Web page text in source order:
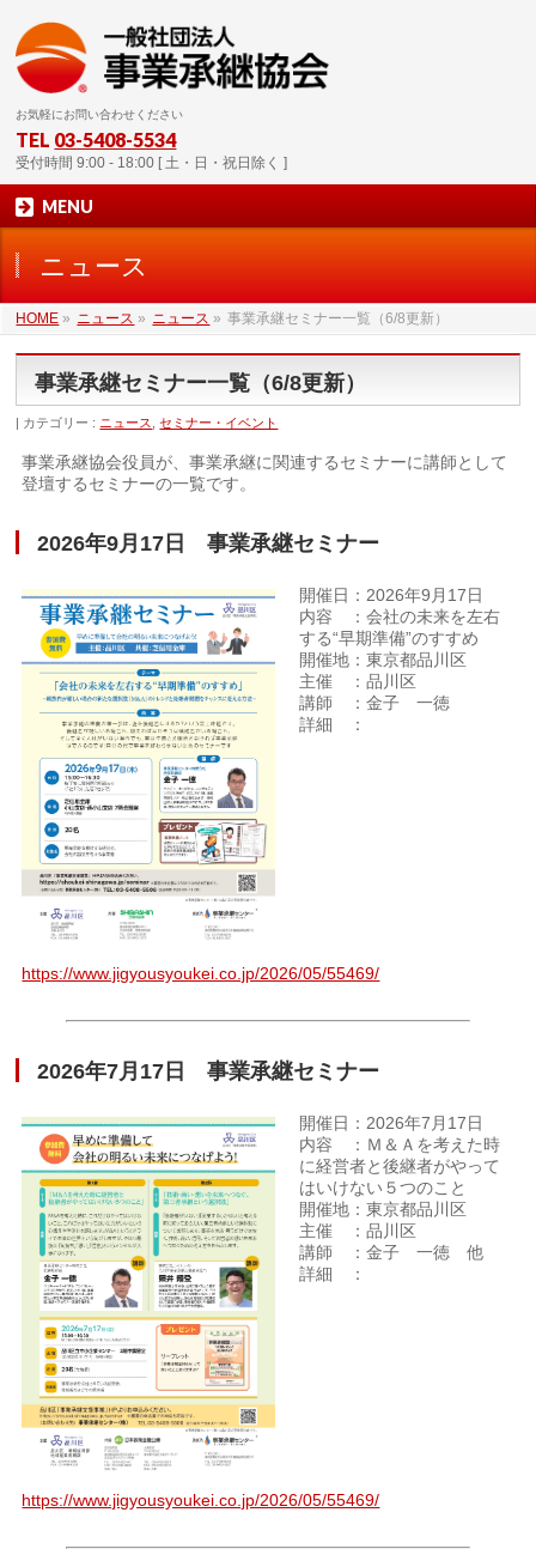
お気軽にお問い合わせください
TEL 03-5408-5534
受付時間 9:00 - 18:00 [ 土・日・祝日除く ]
MENU
ニュース
HOME » ニュース » ニュース » 事業承継セミナー一覧（6/8更新）
事業承継セミナー一覧（6/8更新）
カテゴリー : ニュース ,セミナー・イベント
事業承継協会役員が、事業承継に関連するセミナーに講師として
登壇するセミナーの一覧です。
2026年9月17日 事業承継セミナー
開催日：2026年9月17日
内容 ：会社の未来を左右
する“早期準備”のすすめ
開催地：東京都品川区
主催 ：品川区
講師 ：金子 一徳
詳細 ：
https://www.jigyousyoukei.co.jp/2026/05/55469/
2026年7月17日 事業承継セミナー
開催日：2026年7月17日
内容 ：Ｍ＆Ａを考えた時
に経営者と後継者がやって
はいけない５つのこと
開催地：東京都品川区
主催 ：品川区
講師 ：金子 一徳 他
詳細 ：
https://www.jigyousyoukei.co.jp/2026/05/55469/